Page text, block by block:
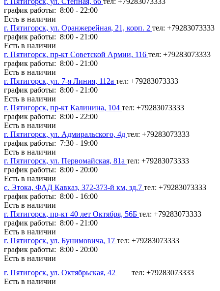
график работы: 8:00 - 22:00
Есть в наличии
г. Пятигорск, ул. Оранжерейная, 21, корп. 2 тел: +79283073333
график работы: 8:00 - 21:00
Есть в наличии
г. Пятигорск, пр-кт Советской Армии, 116 тел: +79283073333
график работы: 8:00 - 21:00
Есть в наличии
г. Пятигорск, ул. 7-я Линия, 112а тел: +79283073333
график работы: 8:00 - 21:00
Есть в наличии
г. Пятигорск, пр-кт Калинина, 104 тел: +79283073333
график работы: 8:00 - 22:00
Есть в наличии
г. Пятигорск, ул. Адмиральского, 4д тел: +79283073333
график работы: 7:30 - 19:00
Есть в наличии
г. Пятигорск, ул. Первомайская, 81а тел: +79283073333
график работы: 8:00 - 20:00
Есть в наличии
с. Этока, ФАД Кавказ, 372-373-й км, зд.7 тел: +79283073333
график работы: 8:00 - 16:00
Есть в наличии
г. Пятигорск, пр-кт 40 лет Октября, 56Б тел: +79283073333
график работы: 8:00 - 21:00
Есть в наличии
г. Пятигорск, ул. Бунимовича, 17 тел: +79283073333
график работы: 8:00 - 20:00
Есть в наличии
г. Пятигорск, ул. Октябрьская, 42
тел: +79283073333
Есть в наличии